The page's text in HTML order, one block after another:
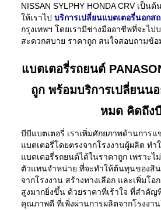
NISSAN SYLPHY HONDA CRV เป็
ให้เราไป บริการเปลี่ยนแบตเตอรี่นอกส
กรุงเทพฯ โดยเรามีช่างมืออาชีพที่จะไ
สะดวกสบาย ราคาถูก สนใจสอบถามข้
แบตเตอรี่รถยนต์
ถูก พร้อมบริการเปลี่ยนน
หมด คิดถึง
บีบีแบตเตอรี่ เราเพิ่มศักยภาพด้านการ
แบตเตอรี่โดยตรงจากโรงงานผู้ผลิต ทำ
แบตเตอรี่รถยนต์ได้ในราคาถูก เพราะไ
ตัวแทนจำหน่าย ที่จะทำให้ต้นทุนของสิ
จากโรงงาน สร้างทางเลือก และเพิ่มโ
สูงมากยิ่งขึ้น ด้วยราคาที่เร้าใจ ที่สำคั
คุณภาพดี ที่เพิ่งผ่านการผลิตจากโรงง